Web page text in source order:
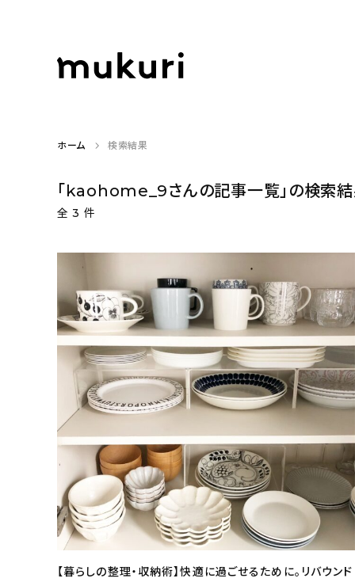
ホーム 検索結果
「kaohome_9さんの記事一覧」の検索
全3 件
【暮らしの整理・収納術】快適に過ごせるために。リバウンド